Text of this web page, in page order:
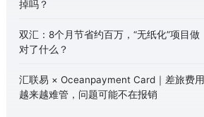
掉吗？
双汇：8个月节省约百万，“无纸化”项目做
对了什么？
汇联易 × Oceanpayment Card｜差旅费用
越来越难管，问题可能不在报销